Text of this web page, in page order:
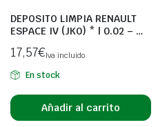
DEPOSITO LIMPIA RENAULT
ESPACE IV (JK0) * | 0.02 – …
17,57€Iva incluido
En stock
Añadir al carrito